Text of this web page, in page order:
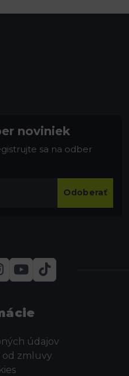
noviniek
sa na odber
Odoberať
údajov
zmluvy